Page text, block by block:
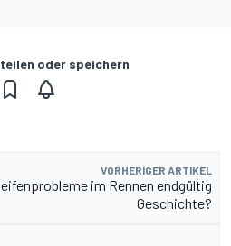
oder speichern
VORHERIGER ARTIKEL
im Rennen endgültig
Geschichte?